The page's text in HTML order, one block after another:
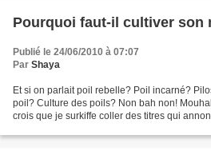
Pourquoi faut-il cultiver son
Publié le 24/06/2010 à 07:07
Par Shaya
Et si on parlait poil rebelle? Poil incarné?
poil? Culture des poils? Non bah non!
crois que je surkiffe coller des titres qui